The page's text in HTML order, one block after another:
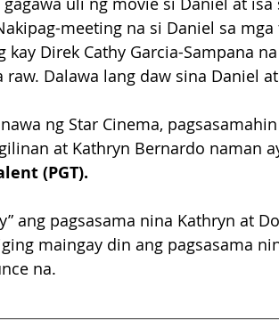
meeting na si Daniel sa
kay Direk Cathy Garcia-Sampana
Dalawa lang daw sina Daniel
ng Star Cinema,
at Kathryn Bernardo naman
(PGT).
ang pagsasama nina Kathryn at
maingay din ang pagsasama
na.